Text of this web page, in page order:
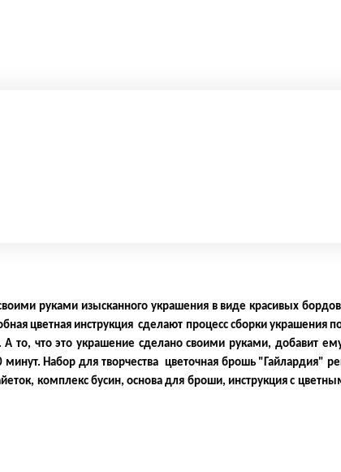
руками изысканного украшения в виде красивых
цветная инструкция сделают процесс сборки украшения
что это украшение сделано своими руками, добавит
Набор для творчества цветочная брошь "Гайлардия"
комплекс бусин, основа для броши, инструкция с